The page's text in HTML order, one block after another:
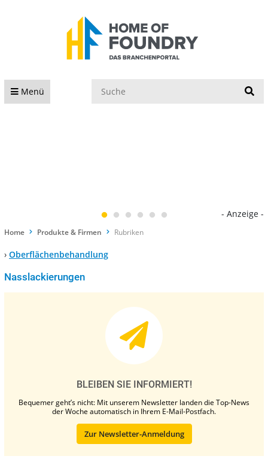
Menü
- Anzeige -
Home Produkte & Firmen Rubriken
› Oberflächenbehandlung
Nasslackierungen
BLEIBEN SIE INFORMIERT!
Bequemer geht’s nicht: Mit unserem Newsletter landen die Top-News
der Woche automatisch in Ihrem E-Mail-Postfach.
Zur Newsletter-Anmeldung